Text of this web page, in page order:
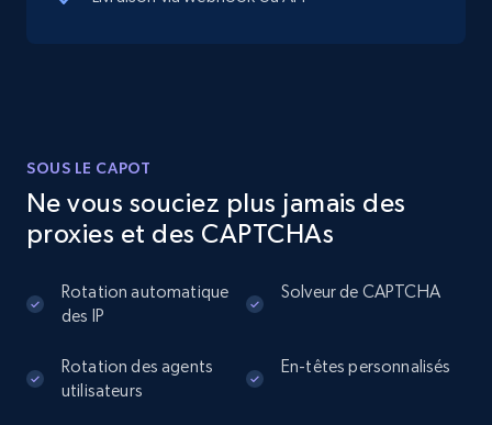
comments, Date posted, Likes, Photos, and
more.
13.2K+ 1.6K+ Essai gratuit
Instagram - Posts - Collects posts from a
SOUS LE CAPOT
Ne vous souciez plus jamais des
proxies et des CAPTCHAs
Rotation automatique
des IP
Solveur de CAPTCHA
Rotation des agents
utilisateurs
En-têtes personnalisés